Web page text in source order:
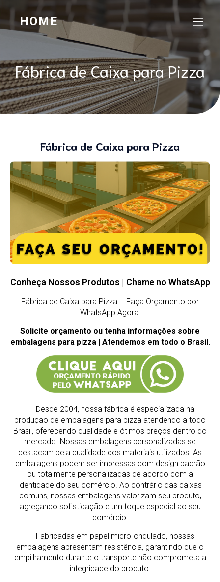
HOME
Fábrica de Caixa para Pizza
Fábrica de Caixa para Pizza
Conheça Nossos Produtos | Chame no WhatsApp
Fábrica de Caixa para Pizza – Faça Orçamento por
WhatsApp Agora!
Solicite orçamento ou tenha informações sobre
embalagens para pizza | Atendemos em todo o Brasil.
Desde 2004, nossa fábrica é especializada na
produção de embalagens para pizza atendendo a todo
Brasil, oferecendo qualidade e ótimos preços dentro do
mercado. Nossas embalagens personalizadas se
destacam pela qualidade dos materiais utilizados. As
embalagens podem ser impressas com design padrão
ou totalmente personalizadas de acordo com a
identidade do seu comércio. Ao contrário das caixas
comuns, nossas embalagens valorizam seu produto,
agregando sofisticação e um toque especial ao seu
comércio.
Fabricadas em papel micro-ondulado, nossas
embalagens apresentam resistência, garantindo que o
empilhamento durante o transporte não comprometa a
integridade do produto.